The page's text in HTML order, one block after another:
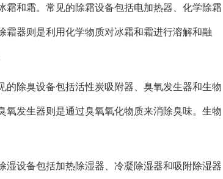
和霜。常见的除霜设备包括电加热器、化学除霜
器则是利用化学物质对冰霜和霜进行溶解和融
除臭设备包括活性炭吸附器、臭氧发生器和生物
发生器则是通过臭氧氧化物质来消除臭味。生物
设备包括加热除湿器、冷凝除湿器和吸附除湿器